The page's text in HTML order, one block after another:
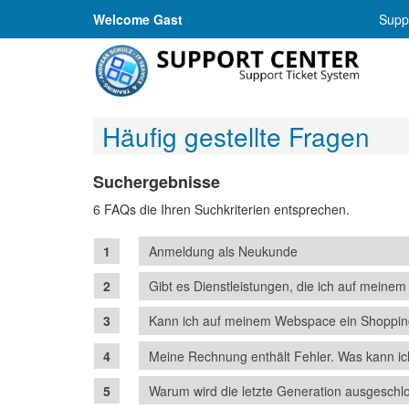
Welcome Gast
Häufig gestellte Fragen
Suchergebnisse
6 FAQs die Ihren Suchkriterien entsprechen.
Anmeldung als Neukunde
Gibt es Dienstleistungen, die ich auf
Kann ich auf meinem Webspace ein
Meine Rechnung enthält Fehler. Was kann
Warum wird die letzte Generation